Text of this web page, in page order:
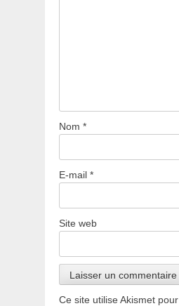
Nom *
E-mail *
Site web
Ce site utilise Akismet